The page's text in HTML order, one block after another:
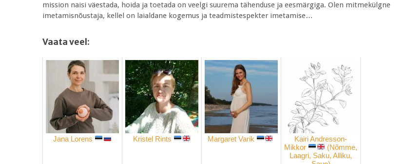
mission naisi väestada, hoida ja toetada on veelgi suurema tähenduse ja eesmärgiga. Olen mitmekülgne
imetamisnõustaja, kellel on laialdane kogemus ja teadmistespekter imetamise…
Vaata veel:
Jana Lorens Kristel Rints Margaret Varik
Kairi Andresson-
Mikkor
(Nõmme,
Laagri, Saku, Alliku,